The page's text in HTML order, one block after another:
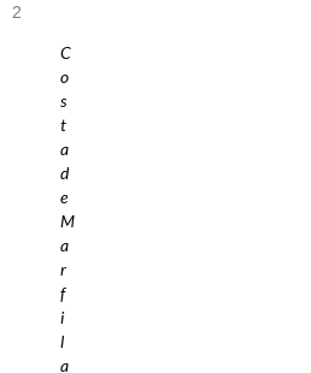
2
C
o
s
t
a
d
e
M
a
r
f
i
l
a